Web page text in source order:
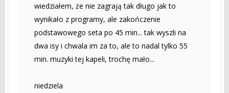
wiedziałem, że nie zagrają tak długo jak to
wynikało z programy, ale zakończenie
podstawowego seta po 45 min... tak wyszli na
dwa isy i chwala im za to, ale to nadal tylko 55
min. muzyki tej kapeli, trochę mało...
niedziela